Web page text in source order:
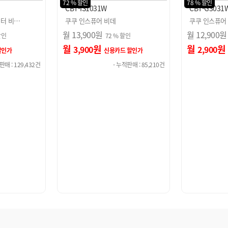
인가
판매 : 85,210건
78 % 할인
CBT-G3031W
쿠쿠 인스퓨어 EASY필터 방…
월 12,900원 78 % 할인
월 2,900원 신용카드 할인가
- 누적판매 : 267,121건
92 % 할인
CBT-
쿠쿠 인스퓨
월 10,900원
월 900원